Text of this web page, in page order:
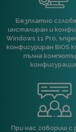
Безплатно
инсталиран и
Windows 11 Pro,
конфигуриран BIOS
пълна
При нас говориш с